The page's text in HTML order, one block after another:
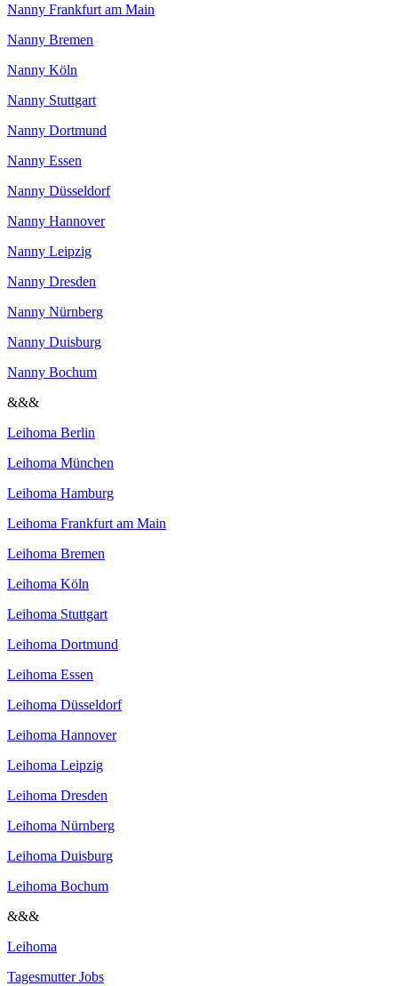
Nanny Frankfurt am Main
Nanny Bremen
Nanny Köln
Nanny Stuttgart
Nanny Dortmund
Nanny Essen
Nanny Düsseldorf
Nanny Hannover
Nanny Leipzig
Nanny Dresden
Nanny Nürnberg
Nanny Duisburg
Nanny Bochum
&&&
Leihoma Berlin
Leihoma München
Leihoma Hamburg
Leihoma Frankfurt am Main
Leihoma Bremen
Leihoma Köln
Leihoma Stuttgart
Leihoma Dortmund
Leihoma Essen
Leihoma Düsseldorf
Leihoma Hannover
Leihoma Leipzig
Leihoma Dresden
Leihoma Nürnberg
Leihoma Duisburg
Leihoma Bochum
&&&
Leihoma
Tagesmutter Jobs